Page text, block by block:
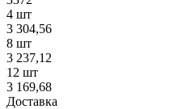
4 шт
3 304,56
8 шт
3 237,12
12 шт
3 169,68
Доставка